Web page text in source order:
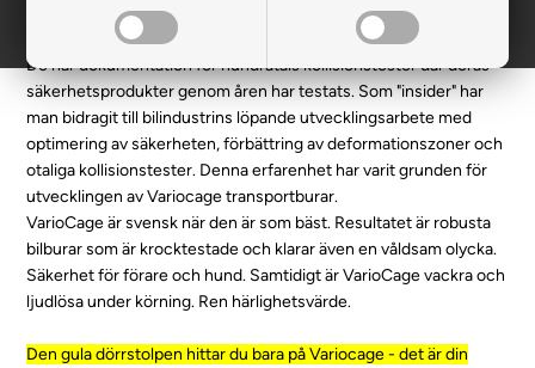
bilindustri, som säljs till erkända tillverkare som exempelvis Audi,
VW, BMW, SAAB, VOLVO m.fl.
De har dokumentation för hundratals kollisionstester där deras
säkerhetsprodukter genom åren har testats. Som "insider" har
man bidragit till bilindustrins löpande utvecklingsarbete med
optimering av säkerheten, förbättring av deformationszoner och
otaliga kollisionstester. Denna erfarenhet har varit grunden för
utvecklingen av Variocage transportburar.
VarioCage är svensk när den är som bäst. Resultatet är robusta
bilburar som är krocktestade och klarar även en våldsam olycka.
Säkerhet för förare och hund. Samtidigt är VarioCage vackra och
ljudlösa under körning. Ren härlighetsvärde.
Den gula dörrstolpen hittar du bara på Variocage - det är din